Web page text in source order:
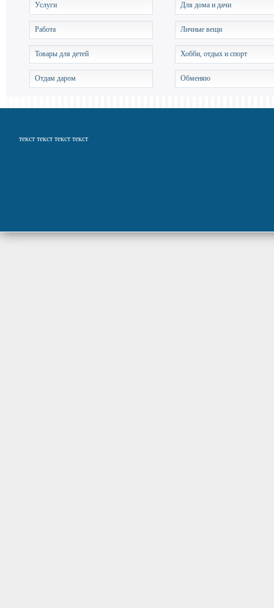
Услуги Для дома и дачи
Работа Личные вещи
Товары для детей Хобби, отдых и спорт
Отдам даром Обменяю
текст текст текст текст